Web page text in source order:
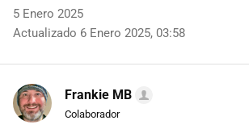
5 Enero 2025
Actualizado 6 Enero 2025, 03:58
Frankie MB
Colaborador